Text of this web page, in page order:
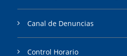
Canal de Denuncias
Control Horario